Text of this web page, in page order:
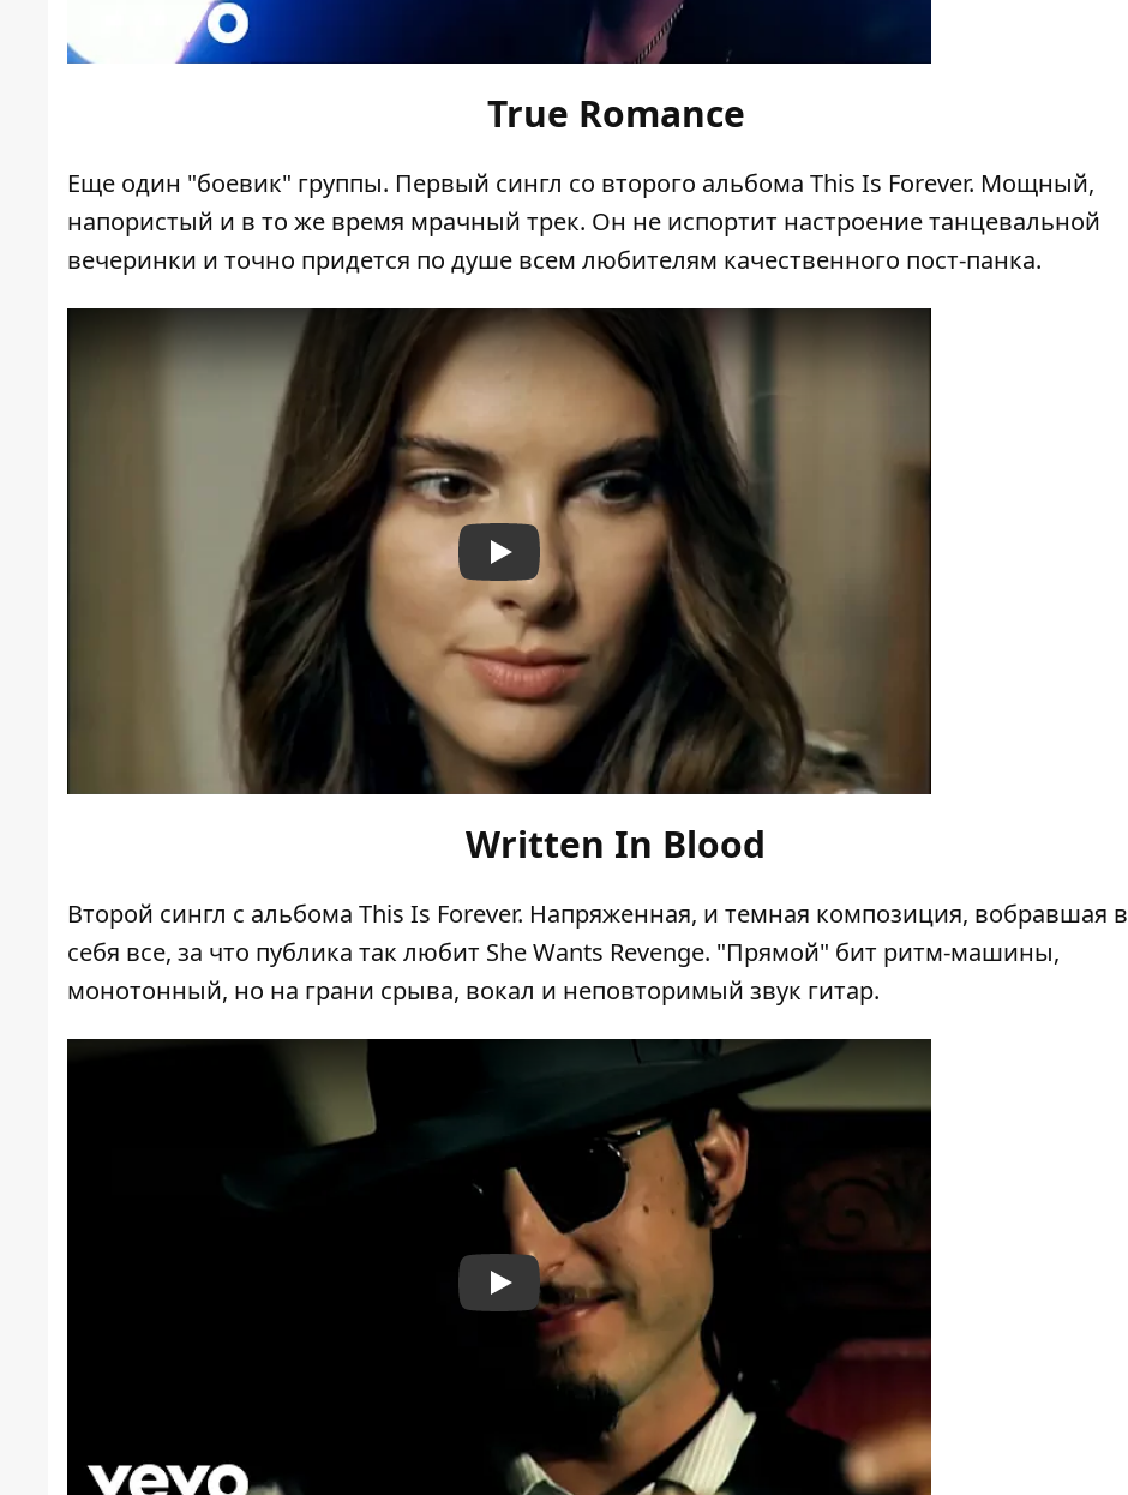
True Romance
Еще один "боевик" группы. Первый сингл со второго альбома This Is Forever. Мощный,
напористый и в то же время мрачный трек. Он не испортит настроение танцевальной
вечеринки и точно придется по душе всем любителям качественного пост-панка.
Play
Written In Blood
Второй сингл с альбома This Is Forever. Напряженная, и темная композиция, вобравшая в
себя все, за что публика так любит She Wants Revenge. "Прямой" бит ритм-машины,
монотонный, но на грани срыва, вокал и неповторимый звук гитар.
Play